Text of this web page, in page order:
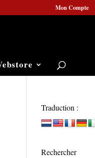
Mon Compte
Traduction :
Rechercher